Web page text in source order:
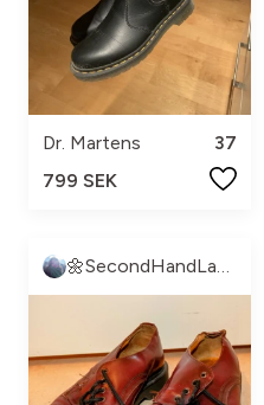
Dr. Martens
37
799 SEK